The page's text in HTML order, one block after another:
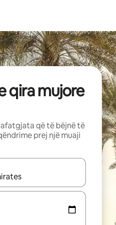
qira mujore
që të bëjnë të
prej një muaji
lëviz me butonat e